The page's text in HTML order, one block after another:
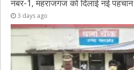
नंबर-1, महराजगंज को दिलाई नई पहचान
3 days ago